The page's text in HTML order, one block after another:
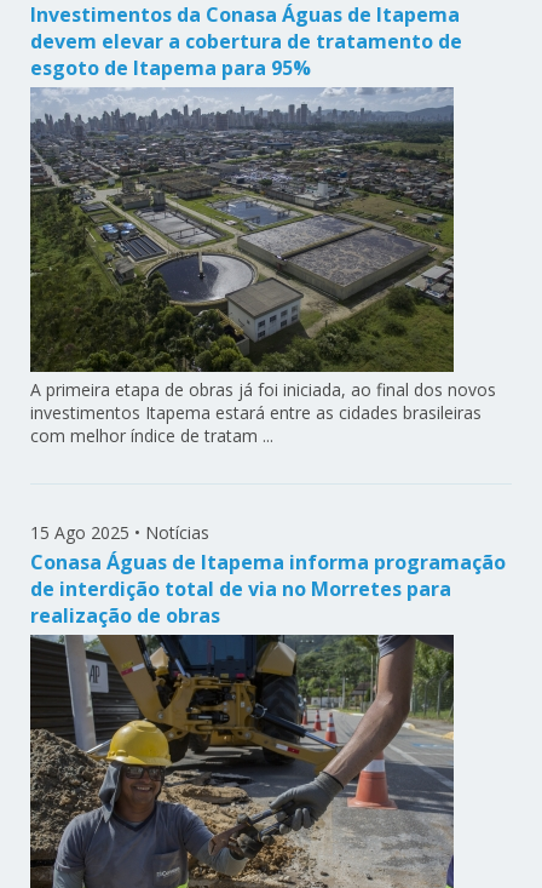
Investimentos da Conasa Águas de Itapema
devem elevar a cobertura de tratamento de
esgoto de Itapema para 95%
A primeira etapa de obras já foi iniciada, ao final dos novos
investimentos Itapema estará entre as cidades brasileiras
com melhor índice de tratam ...
15 Ago 2025 • Notícias
Conasa Águas de Itapema informa programação
de interdição total de via no Morretes para
realização de obras